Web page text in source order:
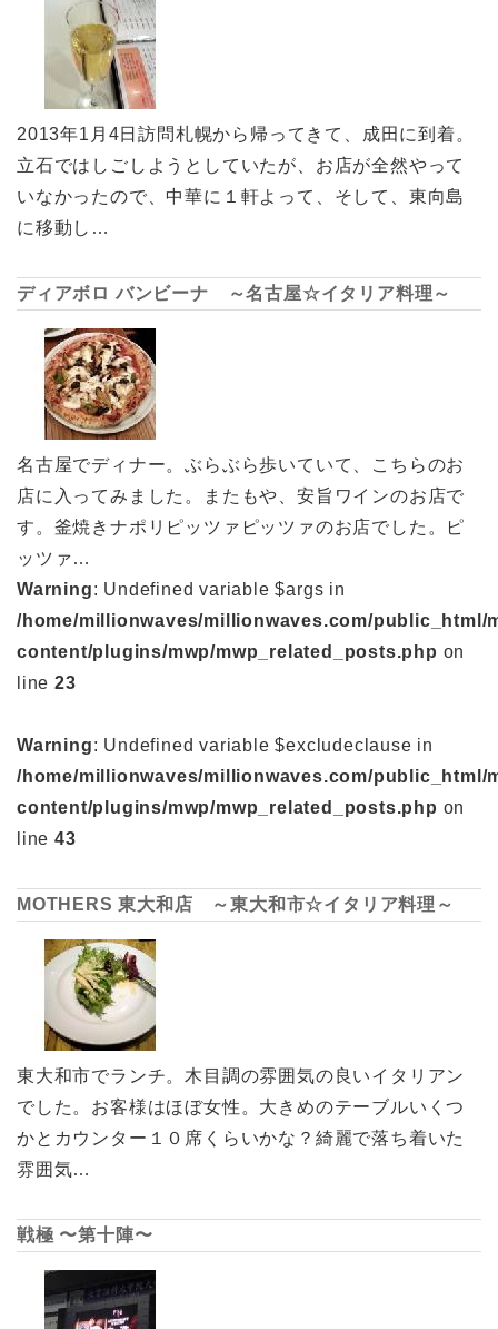
2013年1月4日訪問札幌から帰ってきて、成田に到着。
立石ではしごしようとしていたが、お店が全然やって
いなかったので、中華に１軒よって、そして、東向島
に移動し…
ディアボロ バンビーナ ～名古屋☆イタリア料理～
名古屋でディナー。ぶらぶら歩いていて、こちらのお
店に入ってみました。またもや、安旨ワインのお店で
す。釜焼きナポリピッツァピッツァのお店でした。ピ
ッツァ…
Warning: Undefined variable $args in
/home/millionwaves/millionwaves.com/public_html/
content/plugins/mwp/mwp_related_posts.php on
line 23
Warning: Undefined variable $excludeclause in
/home/millionwaves/millionwaves.com/public_html/
content/plugins/mwp/mwp_related_posts.php on
line 43
MOTHERS 東大和店 ～東大和市☆イタリア料理～
東大和市でランチ。木目調の雰囲気の良いイタリアン
でした。お客様はほぼ女性。大きめのテーブルいくつ
かとカウンター１０席くらいかな？綺麗で落ち着いた
雰囲気…
戦極 〜第十陣〜